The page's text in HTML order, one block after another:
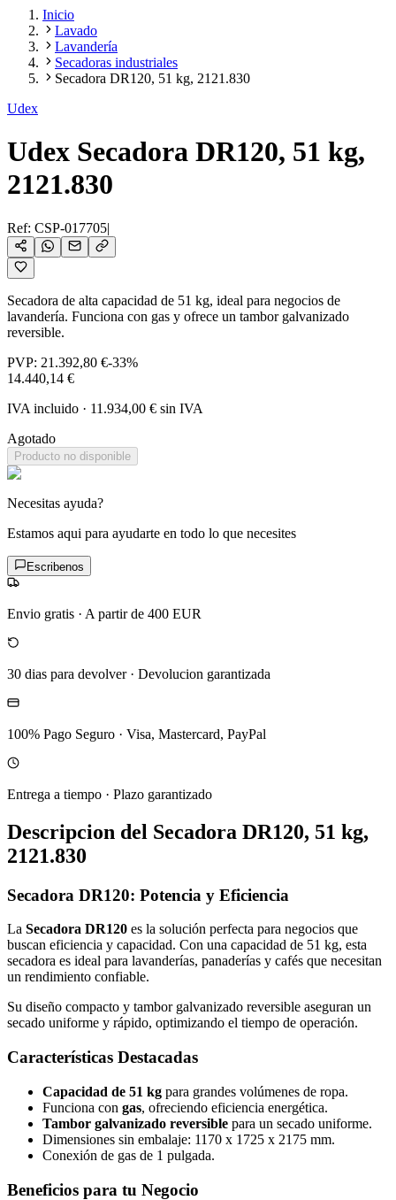
Inicio
Lavado
Lavandería
Secadoras industriales
Secadora DR120, 51 kg, 2121.830
Udex
Udex Secadora DR120, 51 kg,
2121.830
Ref: CSP-017705|
Secadora de alta capacidad de 51 kg, ideal para negocios de
lavandería. Funciona con gas y ofrece un tambor galvanizado
reversible.
PVP: 21.392,80 €-33%
14.440,14 €
IVA incluido · 11.934,00 € sin IVA
Agotado
Producto no disponible
Necesitas ayuda?
Estamos aqui para ayudarte en todo lo que necesites
Escribenos
Envio gratis · A partir de 400 EUR
30 dias para devolver· Devolucion garantizada
100% Pago Seguro · Visa, Mastercard, PayPal
Entrega a tiempo · Plazo garantizado
Descripcion del Secadora DR120, 51 kg,
2121.830
Secadora DR120: Potencia y Eficiencia
La Secadora DR120 es la solución perfecta para negocios que
buscan eficiencia y capacidad. Con una capacidad de 51 kg, esta
secadora es ideal para lavanderías, panaderías y cafés que necesitan
un rendimiento confiable.
Su diseño compacto y tambor galvanizado reversible aseguran un
secado uniforme y rápido, optimizando el tiempo de operación.
Características Destacadas
Capacidad de 51 kg para grandes volúmenes de ropa.
Funciona con gas, ofreciendo eficiencia energética.
Tambor galvanizado reversible para un secado uniforme.
Dimensiones sin embalaje: 1170 x 1725 x 2175 mm.
Conexión de gas de 1 pulgada.
Beneficios para tu Negocio